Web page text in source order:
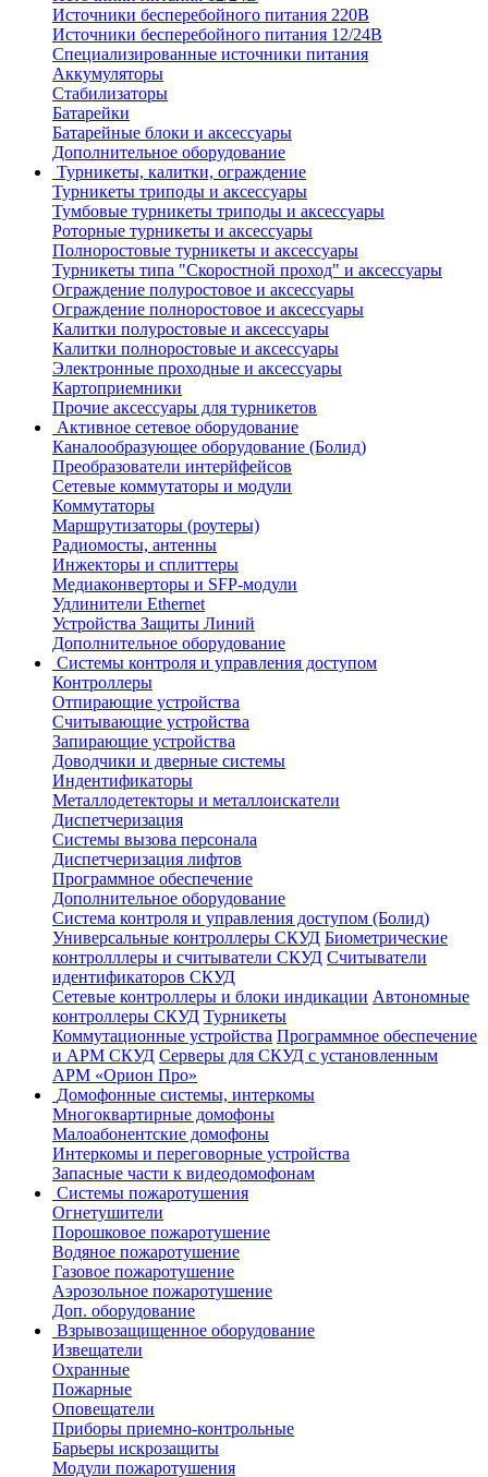
Источники бесперебойного питания 220В
Источники бесперебойного питания 12/24В
Специализированные источники питания
Аккумуляторы
Стабилизаторы
Батарейки
Батарейные блоки и аксессуары
Дополнительное оборудование
Турникеты, калитки, ограждение
Турникеты триподы и аксессуары
Тумбовые турникеты триподы и аксессуары
Роторные турникеты и аксессуары
Полноростовые турникеты и аксессуары
Турникеты типа "Скоростной проход" и аксессуары
Ограждение полуростовое и аксессуары
Ограждение полноростовое и аксессуары
Калитки полуростовые и аксессуары
Калитки полноростовые и аксессуары
Электронные проходные и аксессуары
Картоприемники
Прочие аксессуары для турникетов
Активное сетевое оборудование
Каналообразующее оборудование (Болид)
Преобразователи интерйфейсов
Сетевые коммутаторы и модули
Коммутаторы
Маршрутизаторы (роутеры)
Радиомосты, антенны
Инжекторы и сплиттеры
Медиаконверторы и SFP-модули
Удлинители Ethernet
Устройства Защиты Линий
Дополнительное оборудование
Системы контроля и управления доступом
Контроллеры
Отпирающие устройства
Считывающие устройства
Запирающие устройства
Доводчики и дверные системы
Индентификаторы
Металлодетекторы и металлоискатели
Диспетчеризация
Системы вызова персонала
Диспетчеризация лифтов
Программное обеспечение
Дополнительное оборудование
Система контроля и управления доступом (Болид)
Универсальные контроллеры СКУД Биометрические
контролллеры и считыватели СКУД Считыватели
идентификаторов СКУД
Сетевые контроллеры и блоки индикации Автономные
контроллеры СКУД Турникеты
Коммутационные устройства Программное обеспечение
и АРМ СКУД Серверы для СКУД с установленным
АРМ «Орион Про»
Домофонные системы, интеркомы
Многоквартирные домофоны
Малоабонентские домофоны
Интеркомы и переговорные устройства
Запасные части к видеодомофонам
Системы пожаротушения
Огнетушители
Порошковое пожаротушение
Водяное пожаротушение
Газовое пожаротушение
Аэрозольное пожаротушение
Доп. оборудование
Взрывозащищенное оборудование
Извещатели
Охранные
Пожарные
Оповещатели
Приборы приемно-контрольные
Барьеры искрозащиты
Модули пожаротушения